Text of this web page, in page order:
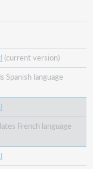
(current version)
Spanish language
French language